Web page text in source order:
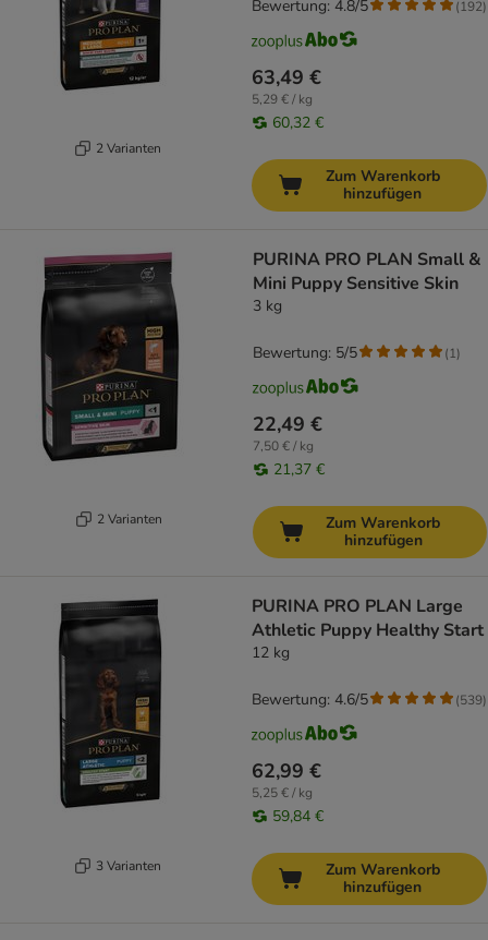
2 Varianten
63,49 €
5,29 € / kg
60,32 €
Bewertung: 4.8/5 (192)
Zum Warenkorb
hinzufügen
2 Varianten
PURINA PRO PLAN Small &
Mini Puppy Sensitive Skin
3 kg
22,49 €
7,50 € / kg
21,37 €
Bewertung: 5/5 (1)
Zum Warenkorb
hinzufügen
3 Varianten
PURINA PRO PLAN Large
Athletic Puppy Healthy Start
12 kg
62,99 €
5,25 € / kg
59,84 €
Bewertung: 4.6/5 (539)
Zum Warenkorb
hinzufügen